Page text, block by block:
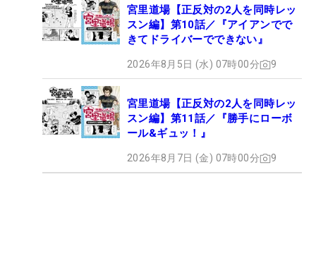
宮里道場【正反対の2人を同時レッ
スン編】第10話／『アイアンでで
きてドライバーでできない』
2026年8月5日 (水) 07時00分 9
宮里道場【正反対の2人を同時レッ
スン編】第11話／『勝手にローボ
ール&ギュッ！』
2026年8月7日 (金) 07時00分 9